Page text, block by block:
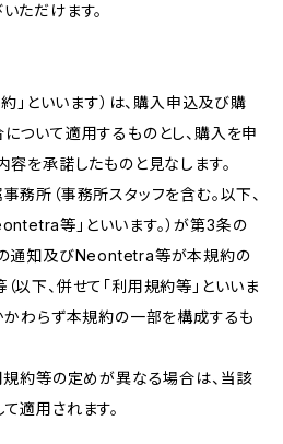
ただけます。
」といいます）は、購入申込及び購
ついて適用するものとし、購入を申
容を承諾したものと見なします。
所（事務所スタッフを含む。以下、
等」といいます。）が第3条の
通知及びNeontetra等が本規約の
下、併せて「利用規約等」といいま
かわらず本規約の一部を構成するも
約等の定めが異なる場合は、当該
適用されます。